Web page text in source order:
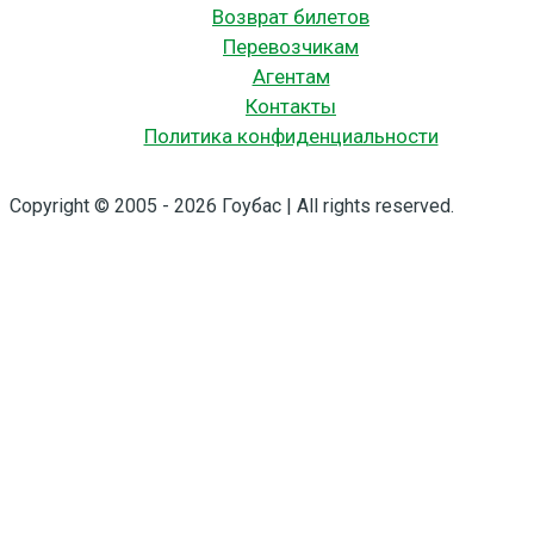
Возврат билетов
Перевозчикам
Агентам
Контакты
Политика конфиденциальности
Copyright © 2005 - 2026 Гоубас | All rights reserved.